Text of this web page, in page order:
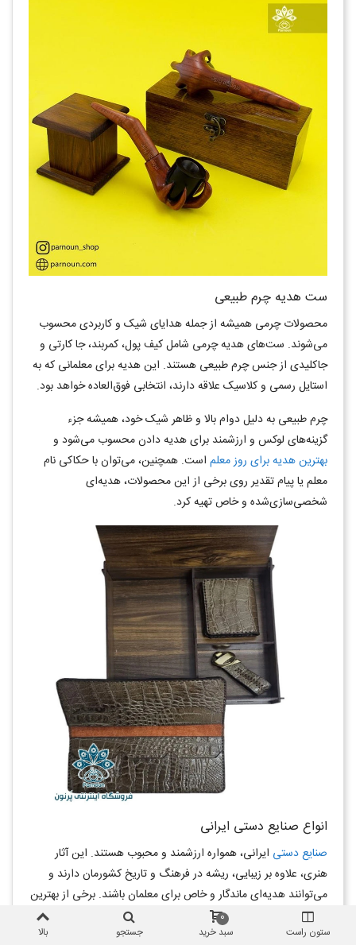
ست هدیه چرم طبیعی
محصولات چرمی همیشه از جمله هدایای شیک و کاربردی محسوب
می‌شوند. ست‌های هدیه چرمی شامل کیف پول، کمربند، جا کارتی و
جاکلیدی از جنس چرم طبیعی هستند. این هدیه برای معلمانی که به
استایل رسمی و کلاسیک علاقه دارند، انتخابی فوق‌العاده خواهد بود.
چرم طبیعی به دلیل دوام بالا و ظاهر شیک خود، همیشه جزء
گزینه‌های لوکس و ارزشمند برای هدیه دادن محسوب می‌شود و
بهترین هدیه برای روز معلم است. همچنین، می‌توان با حکاکی نام
معلم یا پیام تقدیر روی برخی از این محصولات، هدیه‌ای
شخصی‌سازی‌شده و خاص تهیه کرد.
انواع صنایع دستی ایرانی
صنایع دستی ایرانی، همواره ارزشمند و محبوب هستند. این آثار
هنری، علاوه بر زیبایی، ریشه در فرهنگ و تاریخ کشورمان دارند و
می‌توانند هدیه‌ای ماندگار و خاص برای معلمان باشند. برخی از بهترین
گزینه‌ها برای هدیه دادن به معلم، شامل موارد زیر است:
ستون راست سبد خرید
0
جستجو بالا